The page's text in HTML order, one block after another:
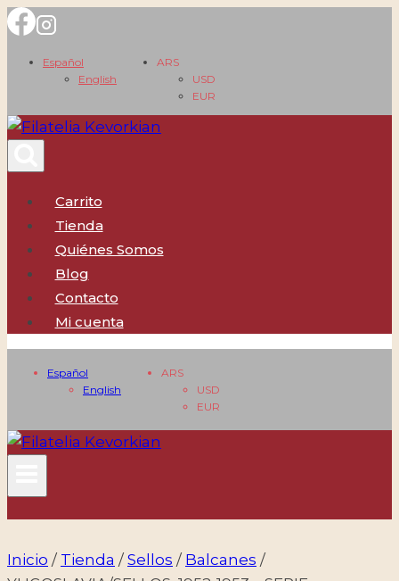
Saltar
contenido
Español
English
ARS
USD
EUR
Carrito
Tienda
Quiénes Somos
Blog
Contacto
Mi cuenta
Español
English
ARS
USD
EUR
Inicio / Tienda / Sellos / Balcanes /